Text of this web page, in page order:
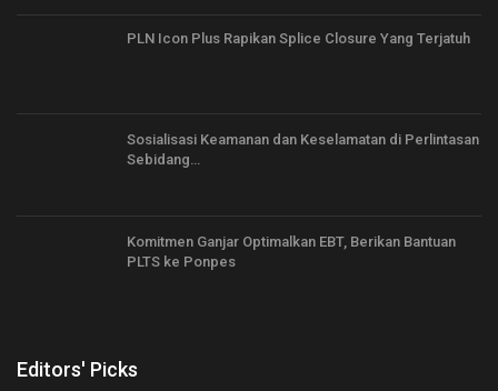
PLN Icon Plus Rapikan Splice Closure Yang Terjatuh
Sosialisasi Keamanan dan Keselamatan di Perlintasan
Sebidang…
Komitmen Ganjar Optimalkan EBT, Berikan Bantuan
PLTS ke Ponpes
Editors' Picks